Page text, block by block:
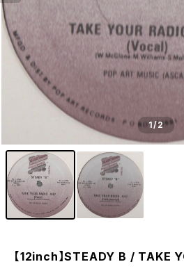
1/2
【12inch】STEADY B / TAKE